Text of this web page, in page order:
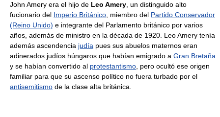
John Amery era el hijo de Leo Amery , un distinguido alto
fucionario del Imperio Británico , miembro del Partido Conservador
(Reino Unido) e integrante del Parlamento británico por varios
años, además de ministro en la década de 1920. Leo Amery tenía
además ascendencia judía pues sus abuelos maternos eran
adinerados judíos húngaros que habían emigrado a Gran Bretaña
y se habían convertido al protestantismo , pero ocultó ese origen
familiar para que su ascenso político no fuera turbado por el
antisemitismo de la clase alta británica.